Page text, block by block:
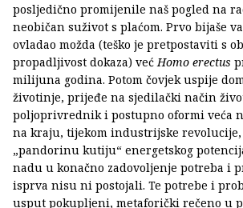
posljedično promijenile naš pogled na
neobičan suživot s plaćom. Prvo bijaše
ovladao možda (teško je pretpostaviti s
propadljivost dokaza) već Homo erectus
milijuna godina. Potom čovjek uspije
životinje, prijeđe na sjedilački način
poljoprivrednik i postupno oformi veća
na kraju, tijekom industrijske revolucije,
„pandorinu kutiju“ energetskog
nadu u konačno zadovoljenje potreba i
isprva nisu ni postojali. Te potrebe i
usput pokupljeni, metaforički rečeno u